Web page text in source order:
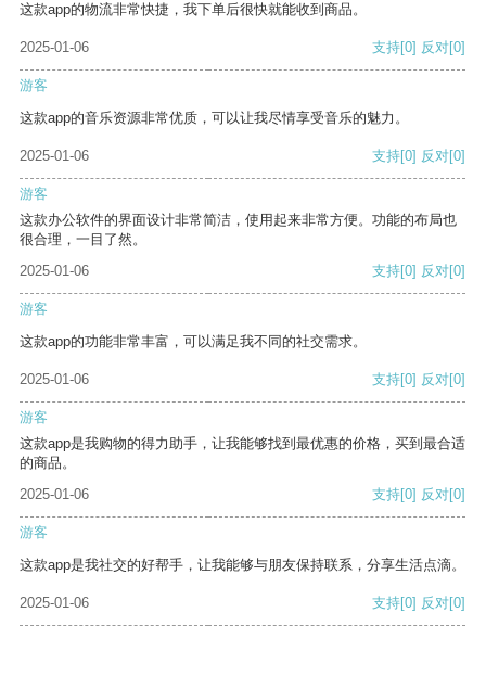
这款app的物流非常快捷，我下单后很快就能收到商品。
2025-01-06 支持[0] 反对[0]
游客
这款app的音乐资源非常优质，可以让我尽情享受音乐的魅力。
2025-01-06 支持[0] 反对[0]
游客
这款办公软件的界面设计非常简洁，使用起来非常方便。功能的布局也
很合理，一目了然。
2025-01-06
支持[0] 反对[0]
游客
这款app的功能非常丰富，可以满足我不同的社交需求。
2025-01-06 支持[0] 反对[0]
游客
这款app是我购物的得力助手，让我能够找到最优惠的价格，买到最合适
的商品。
2025-01-06
支持[0] 反对[0]
游客
这款app是我社交的好帮手，让我能够与朋友保持联系，分享生活点滴。
2025-01-06 支持[0] 反对[0]